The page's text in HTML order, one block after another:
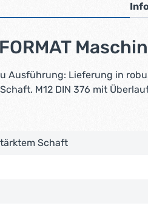
Ausführung: Lieferung in
M12 DIN 376 mit
Schaft